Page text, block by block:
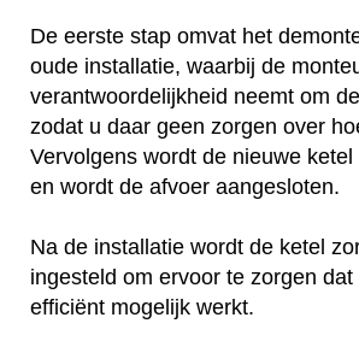
De eerste stap omvat het
oude installatie, waarbij de
verantwoordelijkheid neemt om
zodat u daar geen zorgen over
Vervolgens wordt de nieuwe
en wordt de afvoer aangesloten.
Na de installatie wordt de ketel
ingesteld om ervoor te zorgen dat
efficiënt mogelijk werkt.